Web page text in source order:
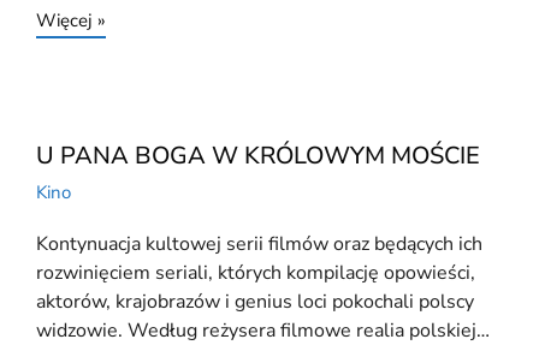
Więcej »
U PANA BOGA W KRÓLOWYM MOŚCIE
Kino
Kontynuacja kultowej serii filmów oraz będących ich
rozwinięciem seriali, których kompilację opowieści,
aktorów, krajobrazów i genius loci pokochali polscy
widzowie. Według reżysera filmowe realia polskiej…